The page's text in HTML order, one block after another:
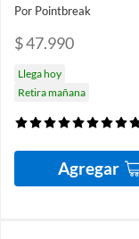
Por Pointbreak
$ 47.990
Llega hoy
Retira mañana
Agregar